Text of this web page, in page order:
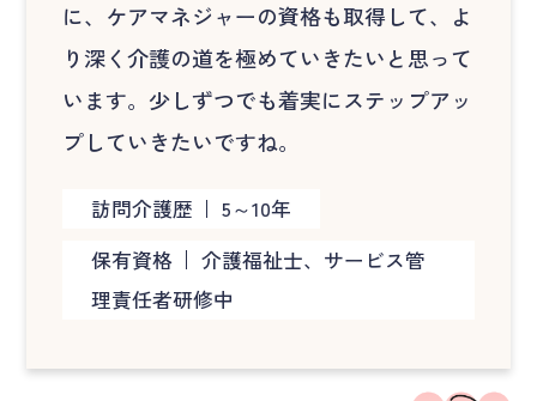
に、ケアマネジャーの資格も取得して、よ
り深く介護の道を極めていきたいと思って
います。少しずつでも着実にステップアッ
プしていきたいですね。
訪問介護歴
5～10年
保有資格
介護福祉士、サービス管
理責任者研修中